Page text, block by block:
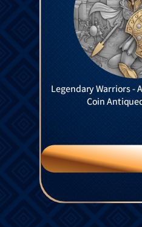
Legendary Warriors -
Coin